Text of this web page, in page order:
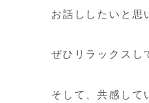
お話ししたいと思
ぜひリラックス
そして、共感して